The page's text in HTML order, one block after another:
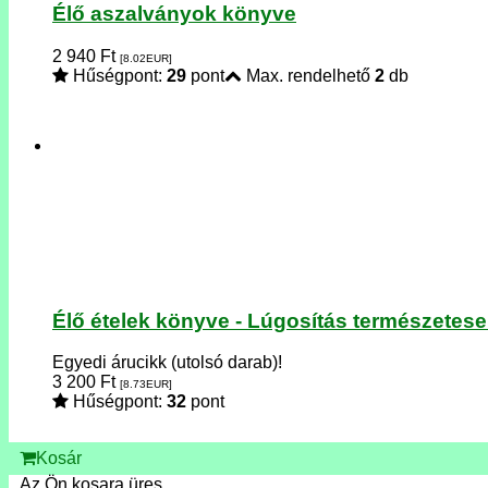
Élő aszalványok könyve
2 940 Ft [8.02EUR]
Hűségpont: 29 pont Max. rendelhető 2 db
Élő ételek könyve - Lúgosítás
Egyedi árucikk (utolsó darab)!
3 200 Ft [8.73EUR]
Hűségpont: 32 pont
Kosár